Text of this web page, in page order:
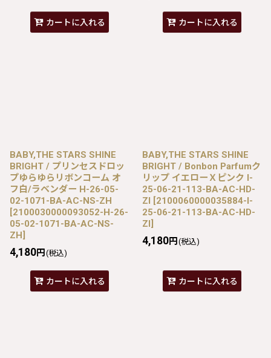
カートに入れる カートに入れる
BABY,THE STARS SHINE
BRIGHT / プリンセスドロッ
プゆらゆらリボンコーム オ
フ白/ラベンダー H-26-05-
02-1071-BA-AC-NS-ZH
[2100030000093052-H-26-
05-02-1071-BA-AC-NS-
ZH]
4,180円 (税込)
カートに入れる
BABY,THE STARS SHINE
BRIGHT / Bonbon Parfumク
リップ イエローＸピンク I-
25-06-21-113-BA-AC-HD-
ZI [2100060000035884-I-
25-06-21-113-BA-AC-HD-
ZI]
4,180円 (税込)
カートに入れる